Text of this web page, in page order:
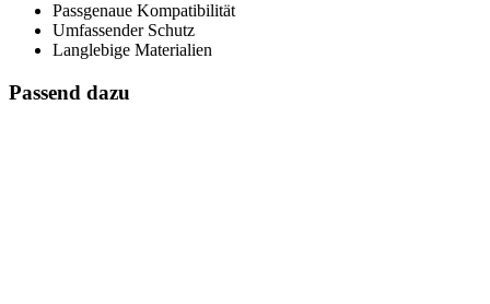
Passgenaue Kompatibilität
Umfassender Schutz
Langlebige Materialien
Passend dazu